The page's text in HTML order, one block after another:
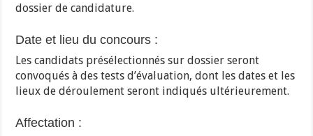
dossier de candidature.
Date et lieu du concours :
Les candidats présélectionnés sur dossier seront
convoqués à des tests d’évaluation, dont les dates et les
lieux de déroulement seront indiqués ultérieurement.
Affectation :